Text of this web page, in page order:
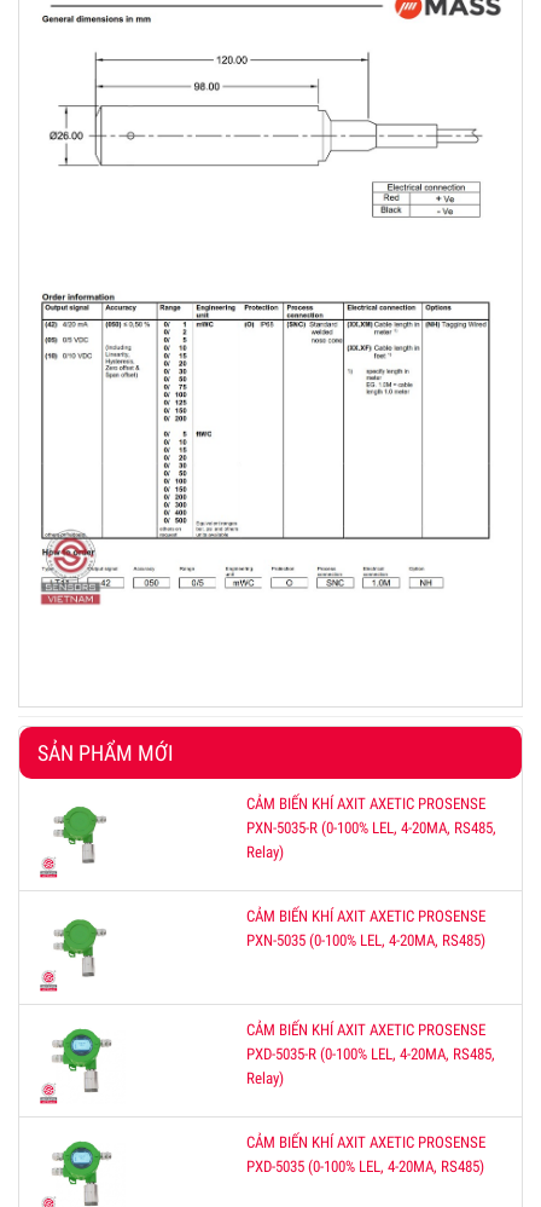
SẢN PHẨM MỚI
CẢM BIẾN KHÍ AXIT AXETIC PROSENSE
PXN-5035-R (0-100% LEL, 4-20MA, RS485,
Relay)
CẢM BIẾN KHÍ AXIT AXETIC PROSENSE
PXN-5035 (0-100% LEL, 4-20MA, RS485)
CẢM BIẾN KHÍ AXIT AXETIC PROSENSE
PXD-5035-R (0-100% LEL, 4-20MA, RS485,
Relay)
CẢM BIẾN KHÍ AXIT AXETIC PROSENSE
PXD-5035 (0-100% LEL, 4-20MA, RS485)